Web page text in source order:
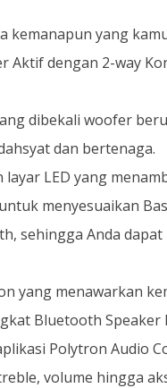
kemanapun yang
Aktif dengan 2-way
dibekali woofer
dan bertenaga.
LED yang
menyesuaikan
sehingga Anda
yang menawarkan
Bluetooth Speaker
Polytron Audio
volume hingga